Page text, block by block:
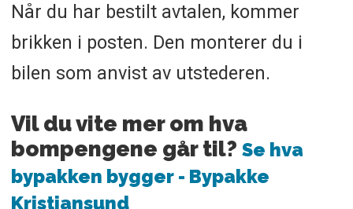
Når du har bestilt avtalen, kommer
brikken i posten. Den monterer du i
bilen som anvist av utstederen.
Vil du vite mer om hva
bompengene går til? Se hva
bypakken bygger - Bypakke
Kristiansund